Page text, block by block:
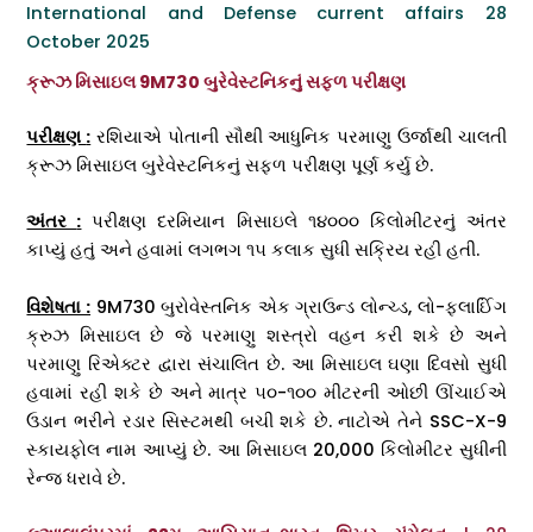
International and Defense current affairs 28
October 2025
ક્રૂઝ મિસાઇલ 9M730 બુરેવેસ્ટનિકનું સફળ પરીક્ષણ
પરીક્ષણ : રશિયાએ પોતાની સૌથી આધુનિક પરમાણુ ઉર્જાથી ચાલતી
ક્રૂઝ મિસાઇલ બુરેવેસ્ટનિકનું સફળ પરીક્ષણ પૂર્ણ કર્યુ છે.
અંતર : પરીક્ષણ દરમિયાન મિસાઇલે ૧૪૦૦૦ કિલોમીટરનું અંતર
કાપ્યું હતું અને હવામાં લગભગ ૧૫ કલાક સુધી સક્રિય રહી હતી.
વિશેષતા : 9M730 બુરોવેસ્તનિક એક ગ્રાઉન્ડ લોન્ચ્ડ, લો-ફ્લાઈિંગ
ક્રુઝ મિસાઇલ છે જે પરમાણુ શસ્ત્રો વહન કરી શકે છે અને
પરમાણુ રિએક્ટર દ્વારા સંચાલિત છે. આ મિસાઇલ ઘણા દિવસો સુધી
હવામાં રહી શકે છે અને માત્ર ૫૦-૧૦૦ મીટરની ઓછી ઊંચાઈએ
ઉડાન ભરીને રડાર સિસ્ટમથી બચી શકે છે. નાટોએ તેને SSC-X-9
સ્કાયફોલ નામ આપ્યું છે. આ મિસાઇલ 20,000 કિલોમીટર સુધીની
રેન્જ ધરાવે છે.